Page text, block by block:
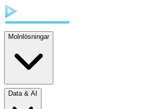
Molnlösningar
Data & AI